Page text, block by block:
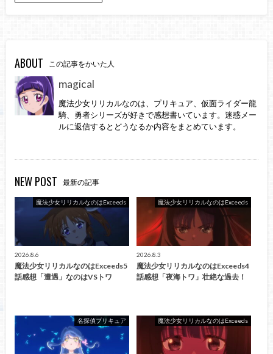
ABOUT この記事をかいた人
magical
魔法少女リリカルなのは、プリキュア、仮面ライダー龍
騎、勇者シリーズが好きで感想書いています。迷惑メー
ルに返信するとどうなるか内容をまとめています。
NEW POST 最新の記事
魔法少女リリカルなのはExceeds
2026.8.6
魔法少女リリカルなのはExceeds5
話感想「遭遇」なのはVSトワ
魔法少女リリカルなのはExceeds
2026.8.3
魔法少女リリカルなのはExceeds4
話感想「夜海トワ」壮絶な過去！
名探偵プリキュア 魔法少女リリカルなのはExceeds